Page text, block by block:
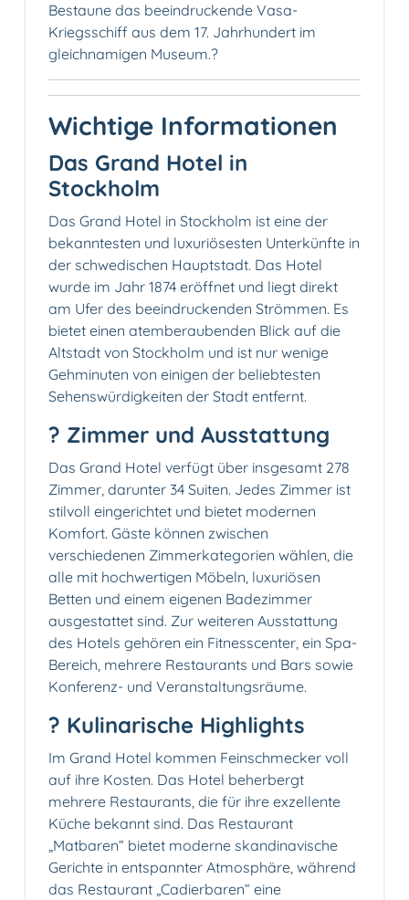
Bestaune das beeindruckende Vasa-
Kriegsschiff aus dem 17. Jahrhundert im
gleichnamigen Museum.?️
Wichtige Informationen
Das Grand Hotel in
Stockholm
Das Grand Hotel in Stockholm ist eine der
bekanntesten und luxuriösesten Unterkünfte in
der schwedischen Hauptstadt. Das Hotel
wurde im Jahr 1874 eröffnet und liegt direkt
am Ufer des beeindruckenden Strömmen. Es
bietet einen atemberaubenden Blick auf die
Altstadt von Stockholm und ist nur wenige
Gehminuten von einigen der beliebtesten
Sehenswürdigkeiten der Stadt entfernt.
?️ Zimmer und Ausstattung
Das Grand Hotel verfügt über insgesamt 278
Zimmer, darunter 34 Suiten. Jedes Zimmer ist
stilvoll eingerichtet und bietet modernen
Komfort. Gäste können zwischen
verschiedenen Zimmerkategorien wählen, die
alle mit hochwertigen Möbeln, luxuriösen
Betten und einem eigenen Badezimmer
ausgestattet sind. Zur weiteren Ausstattung
des Hotels gehören ein Fitnesscenter, ein Spa-
Bereich, mehrere Restaurants und Bars sowie
Konferenz- und Veranstaltungsräume.
? Kulinarische Highlights
Im Grand Hotel kommen Feinschmecker voll
auf ihre Kosten. Das Hotel beherbergt
mehrere Restaurants, die für ihre exzellente
Küche bekannt sind. Das Restaurant
„Matbaren“ bietet moderne skandinavische
Gerichte in entspannter Atmosphäre, während
das Restaurant „Cadierbaren“ eine